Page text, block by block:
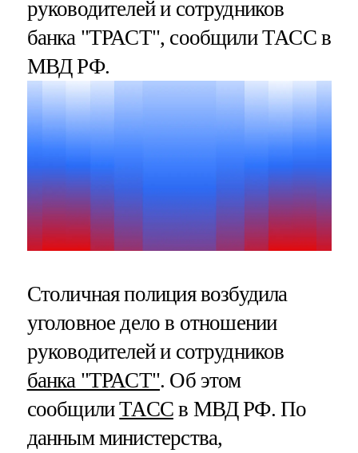
руководителей и сотрудников
банка "ТРАСТ", сообщили ТАСС в
МВД РФ.
Столичная полиция возбудила
уголовное дело в отношении
руководителей и сотрудников
банка "ТРАСТ". Об этом
сообщилиТАСС в МВД РФ. По
данным министерства,